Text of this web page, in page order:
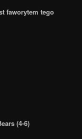
faworytem tego
(4-6)